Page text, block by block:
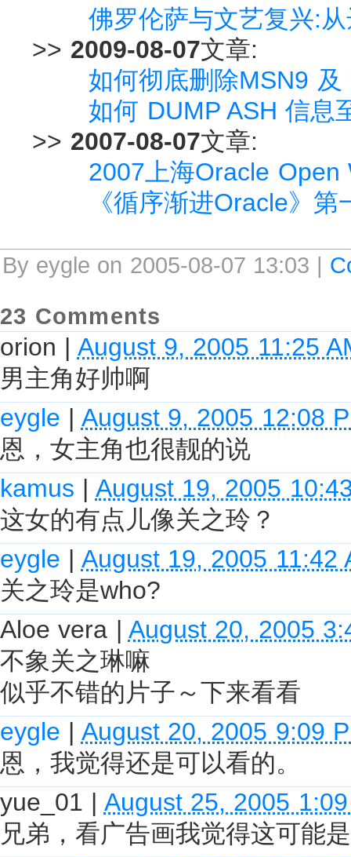
佛罗伦萨与文艺复兴:
>> 2009-08-07文章:
如何彻底删除MSN9
如何 DUMP ASH 信息
>> 2007-08-07文章:
2007上海Oracle Open
《循序渐进Oracle》
By eygle on 2005-08-07 13:03 |
23 Comments
orion | August 9, 2005 11:25
男主角好帅啊
eygle | August 9, 2005 12:08
恩，女主角也很靓的说
kamus | August 19, 2005
这女的有点儿像关之玲？
eygle | August 19, 2005 11:42
关之玲是who?
Aloe vera | August 20, 2005
不象关之琳嘛
似乎不错的片子～下来看看
eygle | August 20, 2005 9:09
恩，我觉得还是可以看的。
yue_01 | August 25, 2005
兄弟，看广告画我觉得这可能